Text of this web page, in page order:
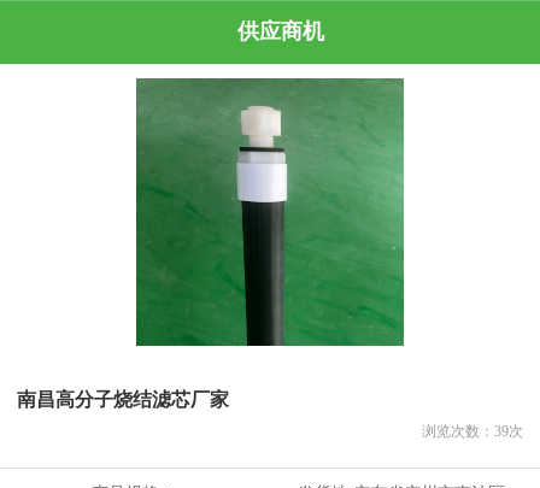
供应商机
南昌高分子烧结滤芯厂家
浏览次数： 39次